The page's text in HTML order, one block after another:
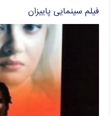
فیلم سینمایی پاییزان